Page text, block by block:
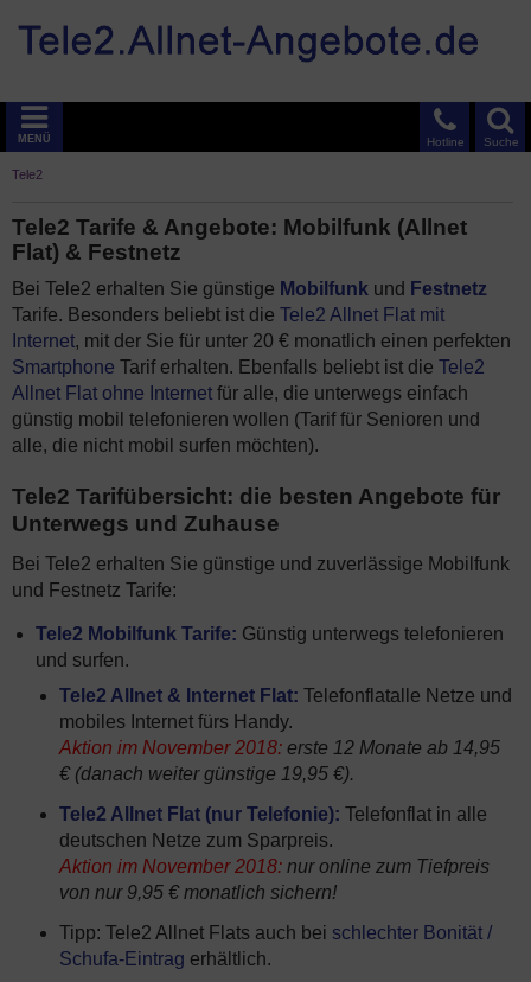
Suche
Hotline
MENÜ
Tele2
Tele2 Tarife & Angebote: Mobilfunk (Allnet
Flat) & Festnetz
Bei Tele2 erhalten Sie günstige Mobilfunk und Festnetz
Tarife. Besonders beliebt ist die Tele2 Allnet Flat mit
Internet, mit der Sie für unter 20 € monatlich einen perfekten
Smartphone Tarif erhalten. Ebenfalls beliebt ist die Tele2
Allnet Flat ohne Internet für alle, die unterwegs einfach
günstig mobil telefonieren wollen (Tarif für Senioren und
alle, die nicht mobil surfen möchten).
Tele2 Tarifübersicht: die besten Angebote für
Unterwegs und Zuhause
Bei Tele2 erhalten Sie günstige und zuverlässige Mobilfunk
und Festnetz Tarife:
Tele2 Mobilfunk Tarife: Günstig unterwegs telefonieren
und surfen.
Tele2 Allnet & Internet Flat: Telefonflatalle Netze und
mobiles Internet fürs Handy.
Aktion im November 2018: erste 12 Monate ab 14,95
€ (danach weiter günstige 19,95 €).
Tele2 Allnet Flat (nur Telefonie): Telefonflat in alle
deutschen Netze zum Sparpreis.
Aktion im November 2018: nur online zum Tiefpreis
von nur 9,95 € monatlich sichern!
Tipp: Tele2 Allnet Flats auch bei schlechter Bonität /
Schufa-Eintrag erhältlich.